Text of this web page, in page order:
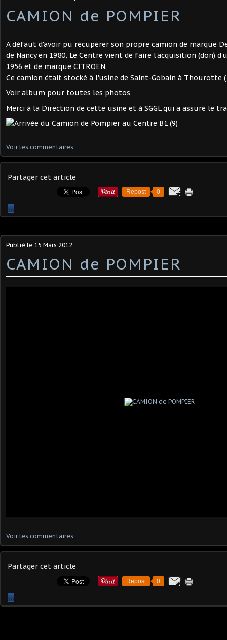
CAMION de POMPIER
A défaut d'avoir pu récupérer son propre camion de marque
de Nancy en 1980, Le Centre vient de faire l'acquisition (don)
1956 et de marque CITROEN.
Ce camion était stocké à l'usine de Saint-Gobain à Thourotte (
Voir album pour toutes les photos
Merci à la Direction de cette usine et à SGGL qui a assuré le
Voir les commentaires
Partager cet article
Repost 0
…
Publié le 15 Mars 2012
CAMION de POMPIER
Voir les commentaires
Partager cet article
Repost 0
…